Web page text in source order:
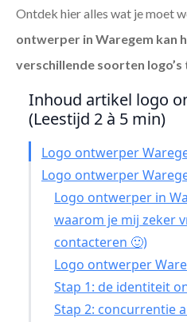
Ontdek hier alles wat je moet
ontwerper in Waregem kan
verschillende soorten
Inhoud artikel logo
(Leestijd 2 à 5 min)
Logo ontwerper
Logo ontwerper
Logo ontwerper in
waarom je mij zeker
contacteren 🙂)
Logo ontwerper
Stap 1: de identiteit
Stap 2: concurrentie